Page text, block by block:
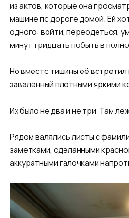
из актов, которые она
машине по дороге домой. Ей
одного: войти, переодеться,
минут тридцать побыть в
Но вместо тишины её встретил
заваленный плотными яркими
Их было не два и не три. Там
Рядом валялись листы с
заметками, сделанными
аккуратными галочками